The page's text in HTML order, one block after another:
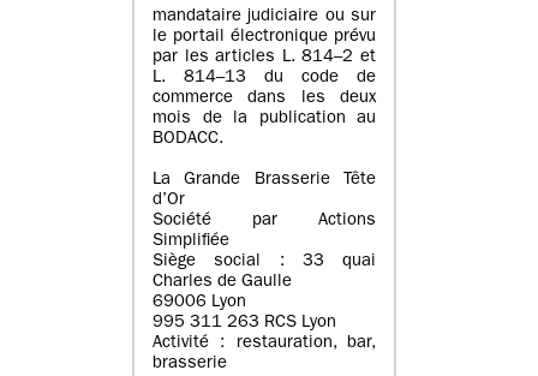
mandataire judiciaire ou sur
le portail électronique prévu
par les articles L. 814–2 et
L. 814–13 du code de
commerce dans les deux
mois de la publication au
BODACC.
La Grande Brasserie Tête
d’Or
Société par Actions
Simplifiée
Siège social : 33 quai
Charles de Gaulle
69006 Lyon
995 311 263 RCS Lyon
Activité : restauration, bar,
brasserie